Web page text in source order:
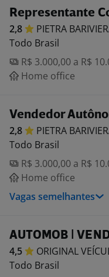
Representante
2,8 PIETRA
Todo Brasil
R$ 3.000,00 a R$
Home office
Vendedor
2,8 PIETRA
Todo Brasil
R$ 3.000,00 a R$
Home office
Vagas semelhantes
AUTOMOB |
4,5 ORIGINAL
Todo Brasil